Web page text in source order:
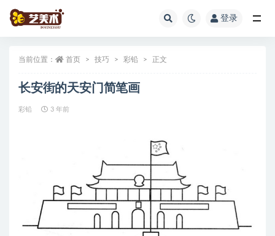
登录
当前位置： 首页 技巧 彩铅 正文
长安街的天安门简笔画
彩铅 3 年前